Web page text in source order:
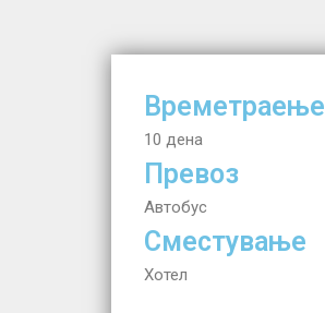
Времетраење
10 дена
Превоз
Автобус
Сместување
Хотел